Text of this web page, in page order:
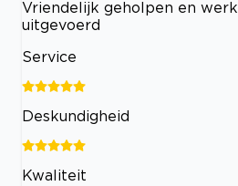
Vriendelijk geholpen en
uitgevoerd
Service
Deskundigheid
Kwaliteit